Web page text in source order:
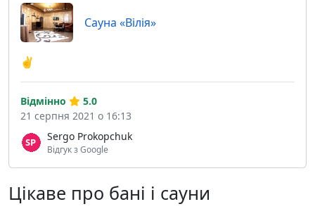
Сауна «Вілія»
✌️
Sergo Prokopchuk
Відгук з Google
Відмінно
5.0
21 серпня 2021 о 16:13
Цікаве про бані і сауни